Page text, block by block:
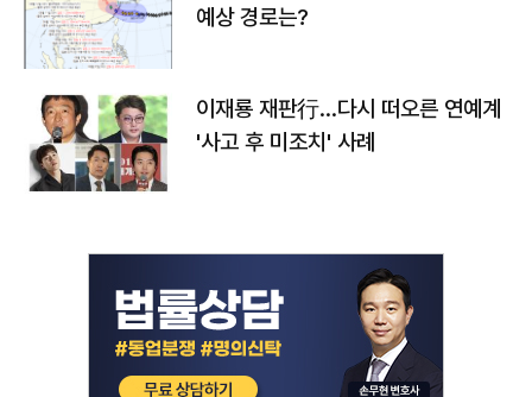
예상 경로는?
이재룡 재판行…다시 떠오른 연예계
'사고 후 미조치' 사례